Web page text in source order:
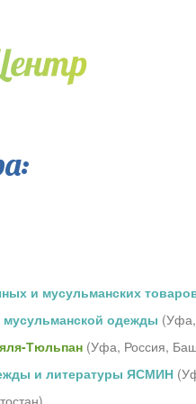
и мусульманских
мусульманской одежды (Уфа,
Тюльпан (Уфа, Россия,
и литературы ЯСМИН (
)